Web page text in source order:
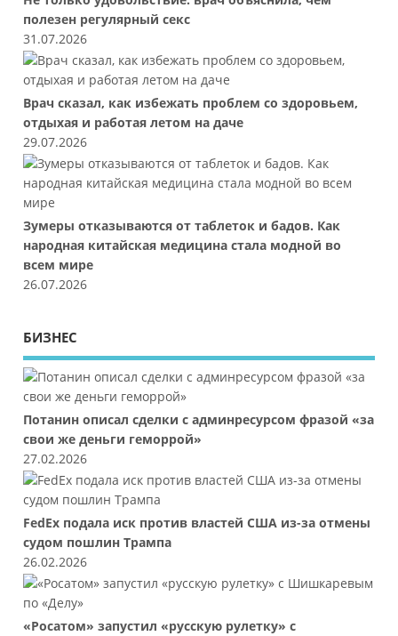
полезен регулярный секс
31.07.2026
Врач сказал, как избежать проблем со здоровьем,
отдыхая и работая летом на даче
29.07.2026
Зумеры отказываются от таблеток и бадов. Как
народная китайская медицина стала модной во
всем мире
26.07.2026
БИЗНЕС
Потанин описал сделки с админресурсом фразой «за
свои же деньги геморрой»
27.02.2026
FedEx подала иск против властей США из-за отмены
судом пошлин Трампа
26.02.2026
«Росатом» запустил «русскую рулетку» с